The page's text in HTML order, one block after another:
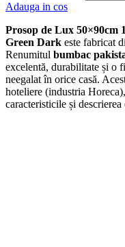
Adauga in cos
Prosop de Lux 50×90cm
Green Dark este fabricat
Renumitul bumbac
excelentă, durabilitate și o
neegalat în orice casă.
hoteliere (industria
caracteristicile și descrierea